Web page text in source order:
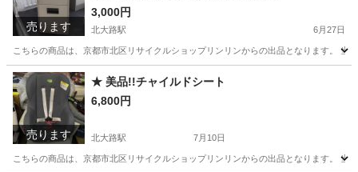
売ります
3,000円
北大路駅 6月27日
こちらの商品は、京都市北区リサイクルショップリンリンからの出品となります。
京都 京都市 北大路駅 オフィス用家具
売ります
★ 美品!!チャイルドシート
6,800円
北大路駅 7月10日
こちらの商品は、京都市北区リサイクルショップリンリンからの出品となります。